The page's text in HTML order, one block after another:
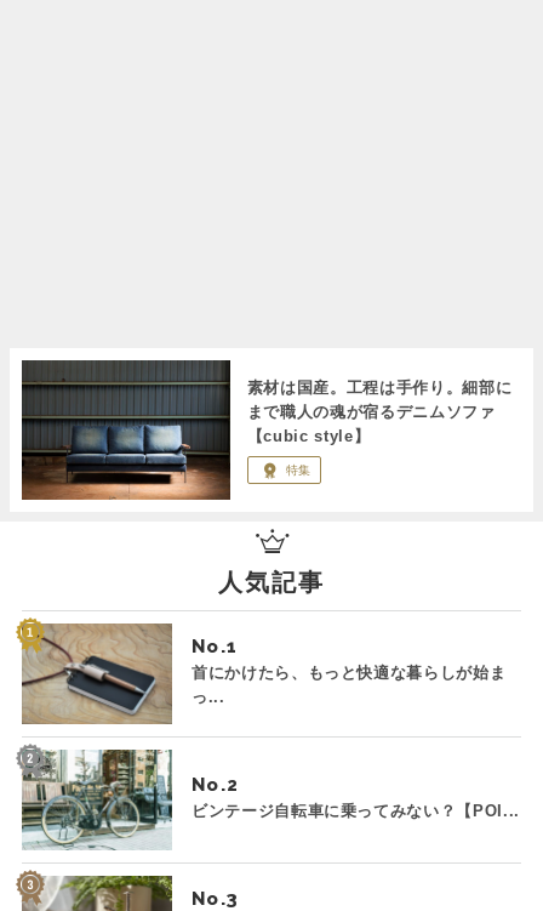
素材は国産。工程は手作り。細部に
まで職人の魂が宿るデニムソファ
【cubic style】
特集
人気記事
No.
首にかけたら、もっと快適な暮らしが始ま
っ...
No.
ビンテージ自転車に乗ってみない？【POI...
No.